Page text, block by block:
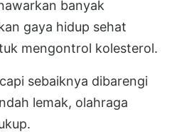
banyak
gaya hidup sehat
mengontrol kolesterol.
sebaiknya dibarengi
lemak, olahraga